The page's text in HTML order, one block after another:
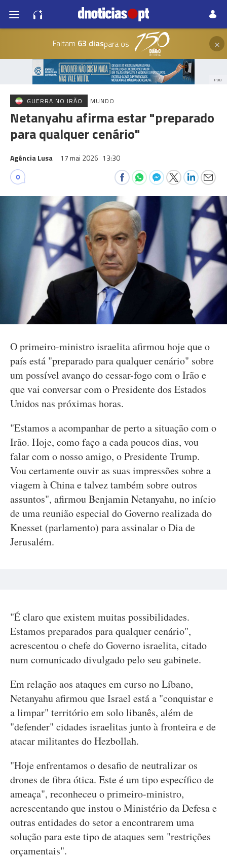
Faltam 63 diaspara os ×
PUB
GUERRA NO IRÃO MUNDO
Netanyahu afirma estar "preparado
para qualquer cenário"
Agência Lusa 17 mai 2026 13:30
0
O primeiro-ministro israelita afirmou hoje que o
país está "preparado para qualquer cenário" sobre
um possível avanço do cessar-fogo com o Irão e
que vai conversar com o Presidente dos Estados
Unidos nas próximas horas.
"Estamos a acompanhar de perto a situação com o
Irão. Hoje, como faço a cada poucos dias, vou
falar com o nosso amigo, o Presidente Trump.
Vou certamente ouvir as suas impressões sobre a
viagem à China e talvez também sobre outros
assuntos", afirmou Benjamin Netanyahu, no início
de uma reunião especial do Governo realizada do
Knesset (parlamento) para assinalar o Dia de
Jerusalém.
"É claro que existem muitas possibilidades.
Estamos preparados para qualquer cenário",
acrescentou o chefe do Governo israelita, citado
num comunicado divulgado pelo seu gabinete.
Em relação aos ataques em curso no Líbano,
Netanyahu afirmou que Israel está a "conquistar e
a limpar" território em solo libanês, além de
"defender" cidades israelitas junto à fronteira e de
atacar militantes do Hezbollah.
"Hoje enfrentamos o desafio de neutralizar os
drones de fibra ótica. Este é um tipo específico de
ameaça", reconheceu o primeiro-ministro,
acrescentando que instou o Ministério da Defesa e
outras entidades do setor a encontrarem uma
solução para este tipo de ataques sem "restrições
orçamentais".